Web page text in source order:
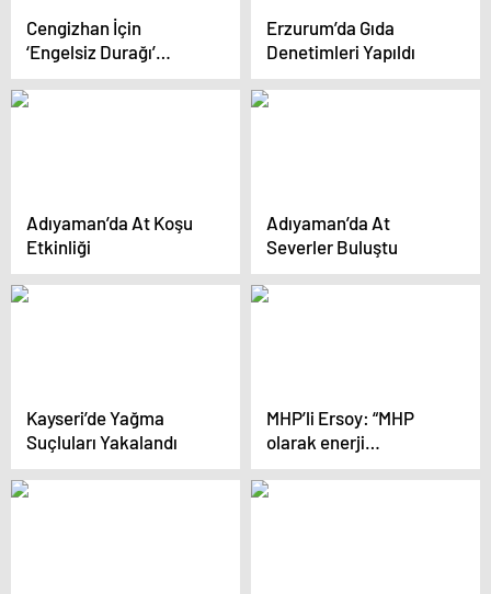
Cengizhan İçin
‘Engelsiz Durağı’
Yapıldı
Erzurum’da Gıda
Denetimleri Yapıldı
Adıyaman’da At Koşu
Etkinliği
Adıyaman’da At
Severler Buluştu
Kayseri’de Yağma
Suçluları Yakalandı
MHP’li Ersoy: “MHP
olarak enerji
politikamızın temel
amacı; yenilikçi enerji